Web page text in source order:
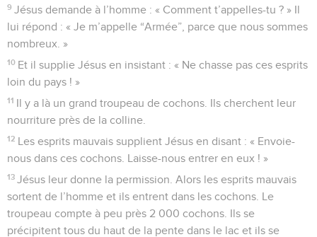
9 Jésus demande à l’homme : « Comment t’appelles-tu ? » Il
lui répond : « Je m’appelle “Armée”, parce que nous sommes
nombreux. »
10 Et il supplie Jésus en insistant : « Ne chasse pas ces esprits
loin du pays ! »
11 Il y a là un grand troupeau de cochons. Ils cherchent leur
nourriture près de la colline.
12 Les esprits mauvais supplient Jésus en disant : « Envoie-
nous dans ces cochons. Laisse-nous entrer en eux ! »
13 Jésus leur donne la permission. Alors les esprits mauvais
sortent de l’homme et ils entrent dans les cochons. Le
troupeau compte à peu près 2 000 cochons. Ils se
précipitent tous du haut de la pente dans le lac et ils se